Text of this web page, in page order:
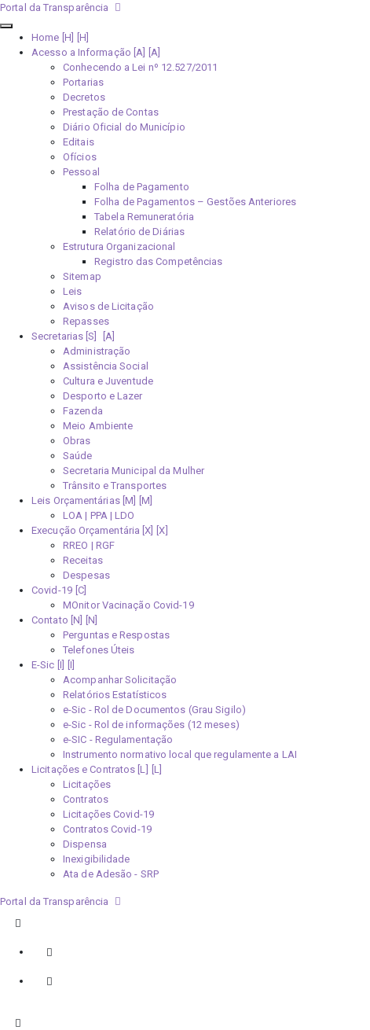
Portal da Transparência
Home [H]
Acesso a Informação [A]
Conhecendo a Lei nº 12.527/2011
Portarias
Decretos
Prestação de Contas
Diário Oficial do Município
Editais
Ofícios
Pessoal
Folha de Pagamento
Folha de Pagamentos – Gestões Anteriores
Tabela Remuneratória
Relatório de Diárias
Estrutura Organizacional
Registro das Competências
Sitemap
Leis
Avisos de Licitação
Repasses
Secretarias [S]
Administração
Assistência Social
Cultura e Juventude
Desporto e Lazer
Fazenda
Meio Ambiente
Obras
Saúde
Secretaria Municipal da Mulher
Trânsito e Transportes
Leis Orçamentárias [M]
LOA | PPA | LDO
Execução Orçamentária [X]
RREO | RGF
Receitas
Despesas
Covid-19
MOnitor Vacinação Covid-19
Contato [N]
Perguntas e Respostas
Telefones Úteis
E-Sic [I]
Acompanhar Solicitação
Relatórios Estatísticos
e-Sic - Rol de Documentos (Grau Sigilo)
e-Sic - Rol de informações (12 meses)
e-SIC - Regulamentação
Instrumento normativo local que regulamente a LAI
Licitações e Contratos [L]
Licitações
Contratos
Licitações Covid-19
Contratos Covid-19
Dispensa
Inexigibilidade
Ata de Adesão - SRP
Portal da Transparência